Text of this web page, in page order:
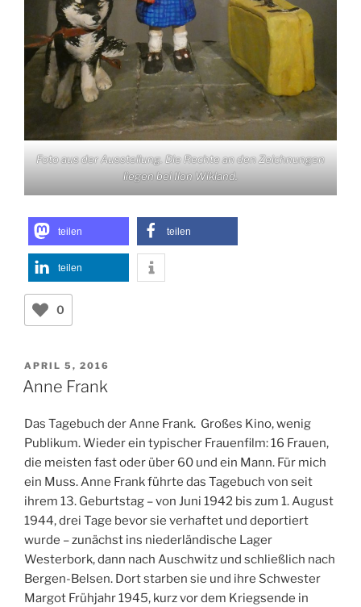
Foto aus der Ausstellung. Die Rechte an den Zeichnungen
liegen bei Ilon Wikland.
teilen teilen
teilen
0
VERÖFFENTLICHT
AM
APRIL 5, 2016
Anne Frank
Das Tagebuch der Anne Frank. Großes Kino, wenig
Publikum. Wieder ein typischer Frauenfilm: 16 Frauen,
die meisten fast oder über 60 und ein Mann. Für mich
ein Muss. Anne Frank führte das Tagebuch von seit
ihrem 13. Geburtstag – von Juni 1942 bis zum 1. August
1944, drei Tage bevor sie verhaftet und deportiert
wurde – zunächst ins niederländische Lager
Westerbork, dann nach Auschwitz und schließlich nach
Bergen-Belsen. Dort starben sie und ihre Schwester
Margot Frühjahr 1945, kurz vor dem Kriegsende in